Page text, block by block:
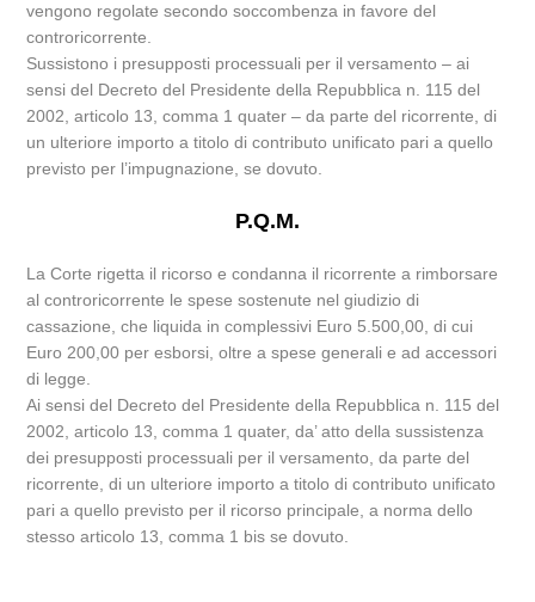
vengono regolate secondo soccombenza in favore del
controricorrente.
Sussistono i presupposti processuali per il versamento – ai
sensi del Decreto del Presidente della Repubblica n. 115 del
2002, articolo 13, comma 1 quater – da parte del ricorrente, di
un ulteriore importo a titolo di contributo unificato pari a quello
previsto per l’impugnazione, se dovuto.
P.Q.M.
La Corte rigetta il ricorso e condanna il ricorrente a rimborsare
al controricorrente le spese sostenute nel giudizio di
cassazione, che liquida in complessivi Euro 5.500,00, di cui
Euro 200,00 per esborsi, oltre a spese generali e ad accessori
di legge.
Ai sensi del Decreto del Presidente della Repubblica n. 115 del
2002, articolo 13, comma 1 quater, da’ atto della sussistenza
dei presupposti processuali per il versamento, da parte del
ricorrente, di un ulteriore importo a titolo di contributo unificato
pari a quello previsto per il ricorso principale, a norma dello
stesso articolo 13, comma 1 bis se dovuto.